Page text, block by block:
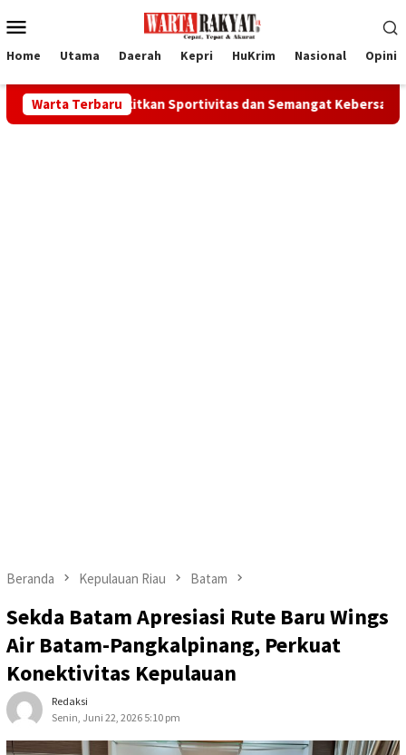
ke
Mobile
Home Utama Daerah Kepri HuKrim Nasional Opini
Warta Terbaru
Sportivitas dan Semangat Kebersamaan Warga
Beranda Kepulauan Riau Batam
Sekda Batam Apresiasi Rute Baru Wings
Air Batam-Pangkalpinang, Perkuat
Konektivitas Kepulauan
Redaksi
Senin, Juni 22, 2026 5:10 pm